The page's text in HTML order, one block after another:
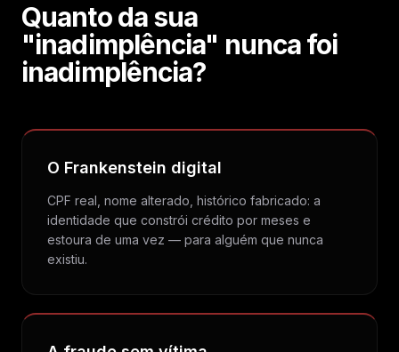
Quanto da sua
"inadimplência" nunca foi
inadimplência?
O Frankenstein digital
CPF real, nome alterado, histórico fabricado: a
identidade que constrói crédito por meses e
estoura de uma vez — para alguém que nunca
existiu.